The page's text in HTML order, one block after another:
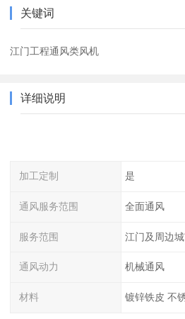
关键词
江门工程通风类风机
详细说明
加工定制 是
通风服务范围 全面通风
服务范围 江门及周边
通风动力 机械通风
材料 镀锌铁皮 不